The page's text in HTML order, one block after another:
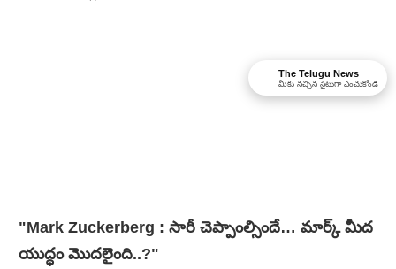
"Mark Zuckerberg : సారీ చెప్పాంల్సిందే… మార్క్ మీద
యుద్ధం మొదలైంది..?"
The Telugu News
మీకు నచ్చిన సైటుగా ఎంచుకోండి